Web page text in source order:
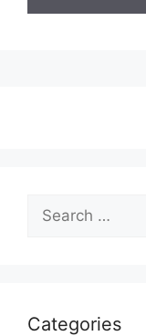
for:
Categories